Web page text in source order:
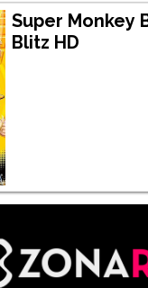
Super Monkey
Blitz HD